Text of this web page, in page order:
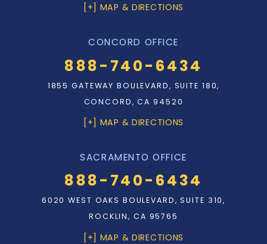
[+] MAP & DIRECTIONS
CONCORD OFFICE
888-740-6434
1855 GATEWAY BOULEVARD, SUITE 180,
CONCORD, CA 94520
[+] MAP & DIRECTIONS
SACRAMENTO OFFICE
888-740-6434
6020 WEST OAKS BOULEVARD, SUITE 310,
ROCKLIN, CA 95765
[+] MAP & DIRECTIONS